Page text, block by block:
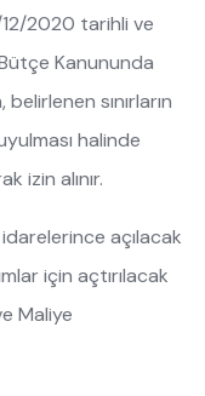
2020 tarihli ve
Bütçe Kanununda
sınırların
halinde
izin alınır.
açılacak
için açtırılacak
Maliye